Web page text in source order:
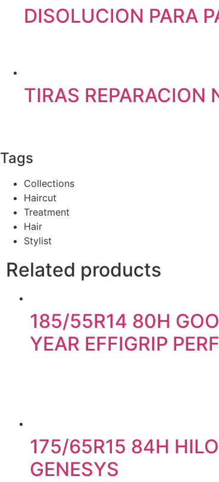
DISOLUCION PARA
TIRAS
Tags
Collections
Haircut
Treatment
Hair
Stylist
Related products
185/55R14 80H
YEAR EFFIGRIP PERF
175/65R15 84H HILO
GENESYS